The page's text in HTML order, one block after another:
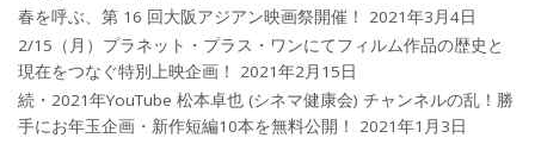
春を呼ぶ、第 16 回大阪アジアン映画祭開催！
2021年3月4日
2/15（月）プラネット・プラス・ワンにてフィルム作品の歴史と
現在をつなぐ特別上映企画！
2021年2月15日
続・2021年YouTube 松本卓也 (シネマ健康会) チャンネルの乱！勝
手にお年玉企画・新作短編10本を無料公開！
2021年1月3日